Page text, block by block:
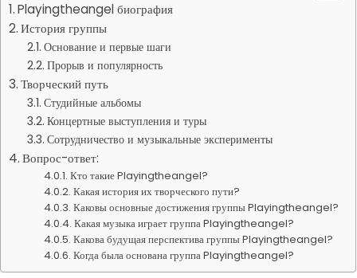
Playingtheangel биография
История группы
Основание и первые шаги
Прорыв и популярность
Творческий путь
Студийные альбомы
Концертные выступления и туры
Сотрудничество и музыкальные эксперименты
Вопрос-ответ:
Кто такие Playingtheangel?
Какая история их творческого пути?
Каковы основные достижения группы Playingtheangel?
Какая музыка играет группа Playingtheangel?
Какова будущая перспектива группы Playingtheangel?
Когда была основана группа Playingtheangel?